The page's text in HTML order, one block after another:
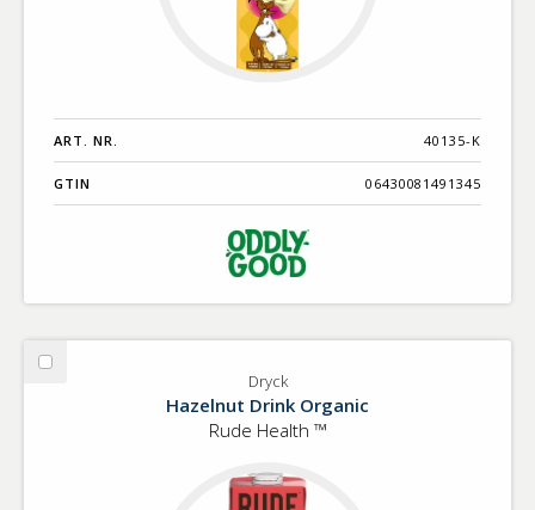
ART. NR. 40135-K
GTIN 06430081491345
Välj
Dryck
Hazelnut Drink Organic
Rude Health ™